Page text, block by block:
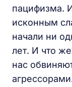
пацифизма.
исконным
начали ни
лет. И что
нас